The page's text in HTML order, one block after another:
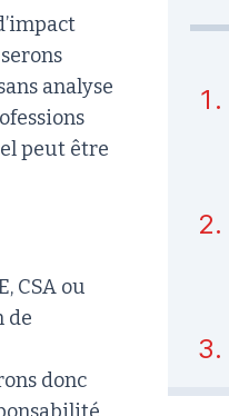
analyse
peut être
CSA ou
de
donc